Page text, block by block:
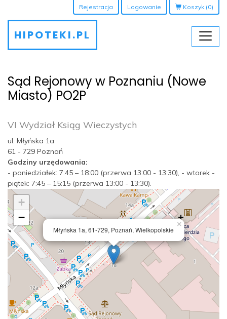
Rejestracja Logowanie Koszyk (0)
HIPOTEKI.PL
Sąd Rejonowy w Poznaniu (Nowe
Miasto) PO2P
VI Wydział Ksiąg Wieczystych
ul. Młyńska 1a
61 - 729 Poznań
Godziny urzędowania:
- poniedziałek: 7:45 – 18:00 (przerwa 13:00 - 13:30), - wtorek -
piątek: 7:45 – 15:15 (przerwa 13:00 - 13:30).
Młyńska 1a, 61-729, Poznań, Wielkopolskie
×
+
−